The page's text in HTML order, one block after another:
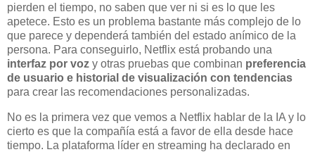
pierden el tiempo, no saben que ver ni si es lo que les
apetece. Esto es un problema bastante más complejo de lo
que parece y dependerá también del estado anímico de la
persona. Para conseguirlo, Netflix está probando una
interfaz por voz y otras pruebas que combinan preferencia
de usuario e historial de visualización con tendencias
para crear las recomendaciones personalizadas.
No es la primera vez que vemos a Netflix hablar de la IA y lo
cierto es que la compañía está a favor de ella desde hace
tiempo. La plataforma líder en streaming ha declarado en